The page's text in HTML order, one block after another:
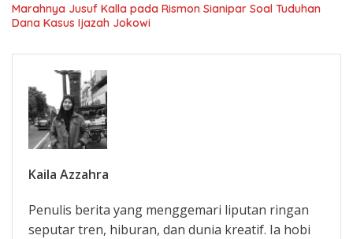
Marahnya Jusuf Kalla pada Rismon Sianipar Soal Tuduhan
Dana Kasus Ijazah Jokowi
Kaila Azzahra
Penulis berita yang menggemari liputan ringan
seputar tren, hiburan, dan dunia kreatif. Ia hobi